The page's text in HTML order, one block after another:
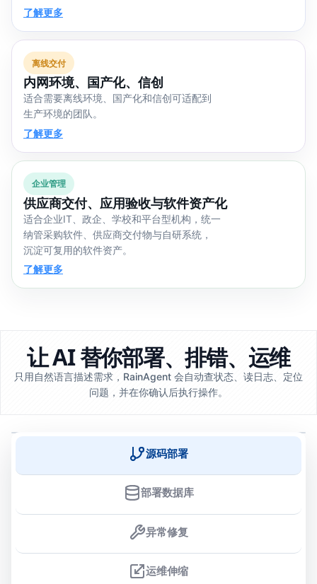
了解更多
离线交付
内网环境、国产化、信创
适合需要离线环境、国产化和信创可适配到
生产环境的团队。
了解更多
企业管理
供应商交付、应用验收与软件资产化
适合企业IT、政企、学校和平台型机构，统一
纳管采购软件、供应商交付物与自研系统，
沉淀可复用的软件资产。
了解更多
让 AI 替你部署、排错、运维
只用自然语言描述需求，RainAgent 会自动查状态、读日志、定位
问题，并在你确认后执行操作。
源码部署
部署数据库
异常修复
运维伸缩